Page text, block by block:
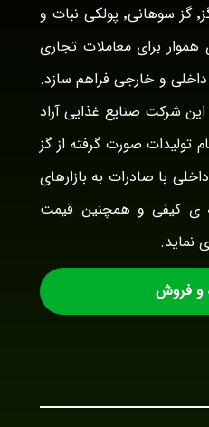
خود رو در زمینه ی عرضه گز٬ گز سوهانی٬ پولکی نبات و
برای معاملات تجاری
داخلی و خارجی فراهم سازد.
شرکت صنایع غذایی آراد
تولیدات صورت گرفته از گز
با صادرات به بازارهای
ی کیفی و همچنین قیمت
نماید.
و فروش